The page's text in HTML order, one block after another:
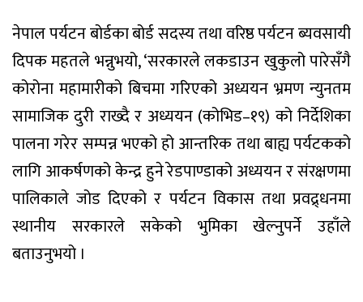
नेपाल पर्यटन बोर्डका बोर्ड सदस्य तथा वरिष्ठ पर्यटन ब्यवसायी
दिपक महतले भन्नुभयो, ‘सरकारले लकडाउन खुकुलो पारेसँगै
कोरोना महामारीको बिचमा गरिएको अध्ययन भ्रमण न्युनतम
सामाजिक दुरी राख्दै र अध्ययन (कोभिड–१९) को निर्देशिका
पालना गरेर सम्पन्न भएको हो आन्तरिक तथा बाह्य पर्यटकको
लागि आकर्षणको केन्द्र हुने रेडपाण्डाको अध्ययन र संरक्षणमा
पालिकाले जोड दिएको र पर्यटन विकास तथा प्रवद्र्धनमा
स्थानीय सरकारले सकेको भुमिका खेल्नुपर्ने उहाँले
बताउनुभयो ।